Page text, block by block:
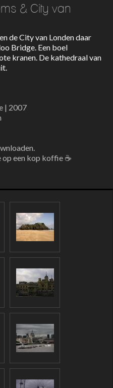
& City van
de City van Londen daar
Bridge. Een boel
kranen. De kathedraal van
| 2007
een kop koffie ☕